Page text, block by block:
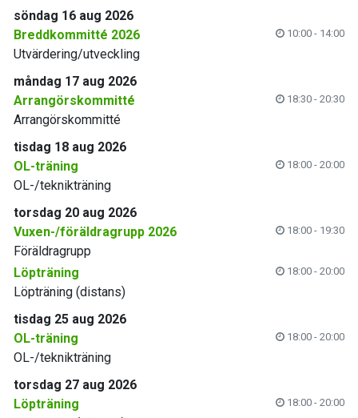
söndag 16 aug 2026
Breddkommitté 2026
10:00 - 14:00
Utvärdering/utveckling
måndag 17 aug 2026
Arrangörskommitté
18:30 - 20:30
Arrangörskommitté
tisdag 18 aug 2026
OL-träning
18:00 - 20:00
OL-/teknikträning
torsdag 20 aug 2026
Vuxen-/föräldragrupp 2026
18:00 - 19:30
Föräldragrupp
Löpträning
18:00 - 20:00
Löpträning (distans)
tisdag 25 aug 2026
OL-träning
18:00 - 20:00
OL-/teknikträning
torsdag 27 aug 2026
Löpträning
18:00 - 20:00